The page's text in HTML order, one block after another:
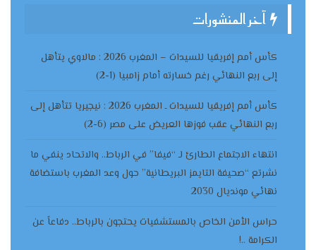
آخر المنشورات
كأس أمم إفريقيا للسيدات – المغرب 2026 : مالاوي يتأهل
إلى ربع النهائي رغم خسارته أمام زامبيا (1-2)
كأس أمم إفريقيا للسيدات ـ المغرب 2026 : نيجيريا تتأهل إلى
ربع النهائي عقب فوزها العريض على مصر (6-2)
انتهاء الاجتماع الطارئ لـ “فيفا” في الرباط.. والاتحاد ينفي ما
نشرتع “صحيفة التايمز البريطانية” حول وعد المغرب باستضافة
نهائي مونديال 2030
حراس الأمن الخاص بالمستشفيات يحتجون بالرباط.. دفاعاً عن
الكرامة ..!